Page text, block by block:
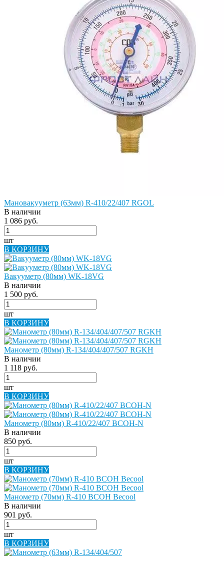
Мановакууметр (63мм) R-410/22/407 RGOL
В наличии
1 086 руб.
шт
В КОРЗИНУ
Вакууметр (80мм) WK-18VG
В наличии
1 500 руб.
шт
В КОРЗИНУ
Манометр (80мм) R-134/404/407/507 RGKH
В наличии
1 118 руб.
шт
В КОРЗИНУ
Манометр (80мм) R-410/22/407 BCOH-N
В наличии
850 руб.
шт
В КОРЗИНУ
Манометр (70мм) R-410 BCOH Becool
В наличии
901 руб.
шт
В КОРЗИНУ